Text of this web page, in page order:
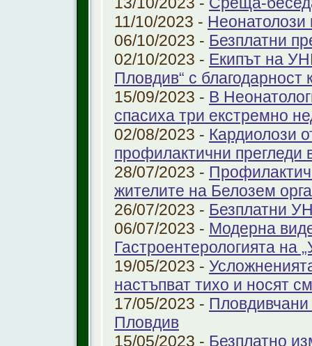
11/10/2023 -
06/10/2023 - Безплатни
02/10/2023 - Екипът на
Пловдив“ с благодарност
15/09/2023 - В
спасиха три екстремно
02/08/2023 - Кардиолози
профилактични прегледи
28/07/2023 -
жителите на Белозем
26/07/2023 - Безплатни
06/07/2023 - Модерна
Гастроентерологията на
19/05/2023 -
настъпват тихо и носят
17/05/2023 -
Пловдив
15/05/2023 - Безплатно